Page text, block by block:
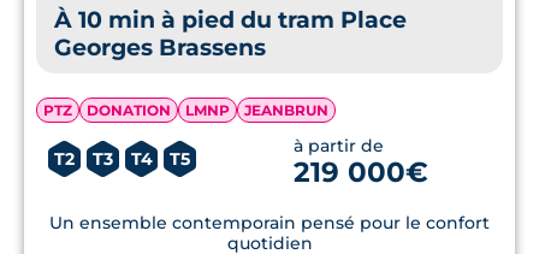
À 10 min à pied du tram Place
Georges Brassens
PTZ DONATION LMNP JEANBRUN
T2 T3 T4 T5
à partir de
219 000€
Un ensemble contemporain pensé pour le confort
quotidien